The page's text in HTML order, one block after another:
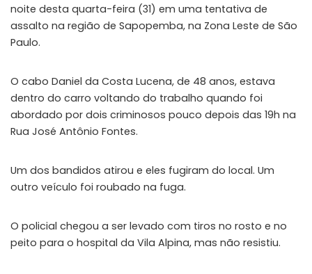
noite desta quarta-feira (31) em uma tentativa de
assalto na região de Sapopemba, na Zona Leste de São
Paulo.
O cabo Daniel da Costa Lucena, de 48 anos, estava
dentro do carro voltando do trabalho quando foi
abordado por dois criminosos pouco depois das 19h na
Rua José Antônio Fontes.
Um dos bandidos atirou e eles fugiram do local. Um
outro veículo foi roubado na fuga.
O policial chegou a ser levado com tiros no rosto e no
peito para o hospital da Vila Alpina, mas não resistiu.